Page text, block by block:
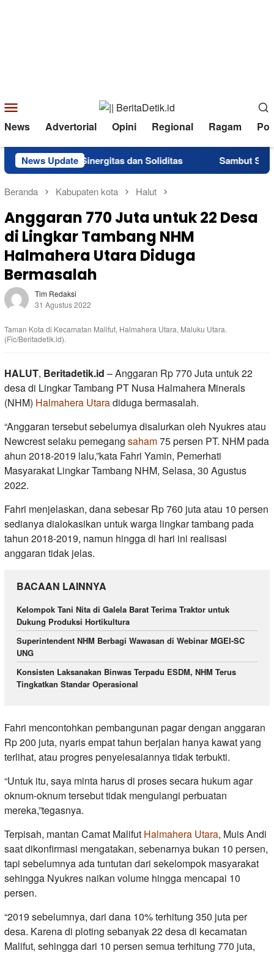
Mobile
News Advertorial Opini Regional Ragam
News Update
Sinergitas dan Soliditas Sambut Semarak
Beranda Kabupaten kota Halut
Anggaran 770 Juta untuk 22 Desa
di Lingkar Tambang NHM
Halmahera Utara Diduga
Bermasalah
Tim Redaksi
31 Agustus 2022
Taman Kota di Kecamatan Malifut, Halmahera Utara, Maluku Utara.
(Fic/Beritadetik.id).
HALUT, Beritadetik.id – Anggaran Rp 770 Juta untuk 22
desa di Lingkar Tambang PT Nusa Halmahera Minerals
(NHM) Halmahera Utaradiduga bermasalah.
“Anggaran tersebut sebelumya disalurkan oleh Nyukres atau
Newcrest selaku pemegang saham75 persen PT. NHM pada
ahun 2018-2019 lalu,”kata Fahri Yamin, Pemerhati
Masyarakat Lingkar Tambang NHM, Selasa, 30 Agustus
2022.
Fahri menjelaskan, dana sebesar Rp 760 juta atau 10 persen
sedianya dialokasikan untuk warga lingkar tambang pada
tahun 2018-2019, namun hingga di hari ini realisasi
anggaran tidak jelas.
BACAAN LAINNYA
Kelompok Tani Nita di Galela Barat Terima Traktor untuk
Dukung Produksi Hortikultura
Superintendent NHM Berbagi Wawasan di Webinar MGEI-SC
UNG
Konsisten Laksanakan Binwas Terpadu ESDM, NHM Terus
Tingkatkan Standar Operasional
Fahri mencontohkan pembangunan pagar dengan anggaran
Rp 200 juta, nyaris empat tahun berjalan hanya kawat yang
terlihat, atau progres penyelesaiannya tidak terbukti.
“Untuk itu, saya minta harus di proses secara hukum agar
oknum-oknum tersebut tidak mengulangi perbuatan
mereka,”tegasnya.
Terpisah, mantan Camat Malifut Halmahera Utara, Muis Andi
saat dikonfirmasi mengatakan, sebenarnya bukan 10 persen,
tapi sebelumnya ada tuntutan dari sekelompok masyarakat
sehingga Nyukres naikan volume hingga mencapai 10
persen.
“2019 sebelumnya, dari dana 10% terhitung 350 juta per
desa. Karena di ploting sebanyak 22 desa di kecamatan
Malifut, sehingga dari 10 persen semua terhitung 770 juta,